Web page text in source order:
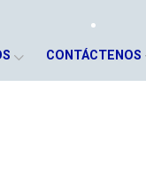
CONTÁCTENOS